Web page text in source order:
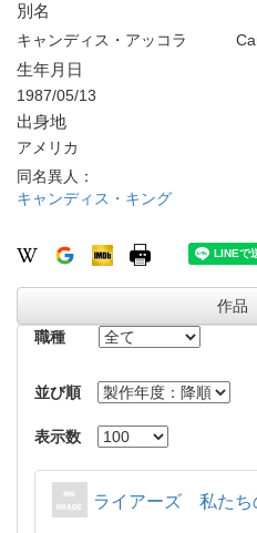
別名
キャンディス・アッコラ
生年月日
1987/05/13
出身地
アメリカ
同名異人：
キャンディス・キング
作品
職種
並び順
表示数
ライアーズ 私たち